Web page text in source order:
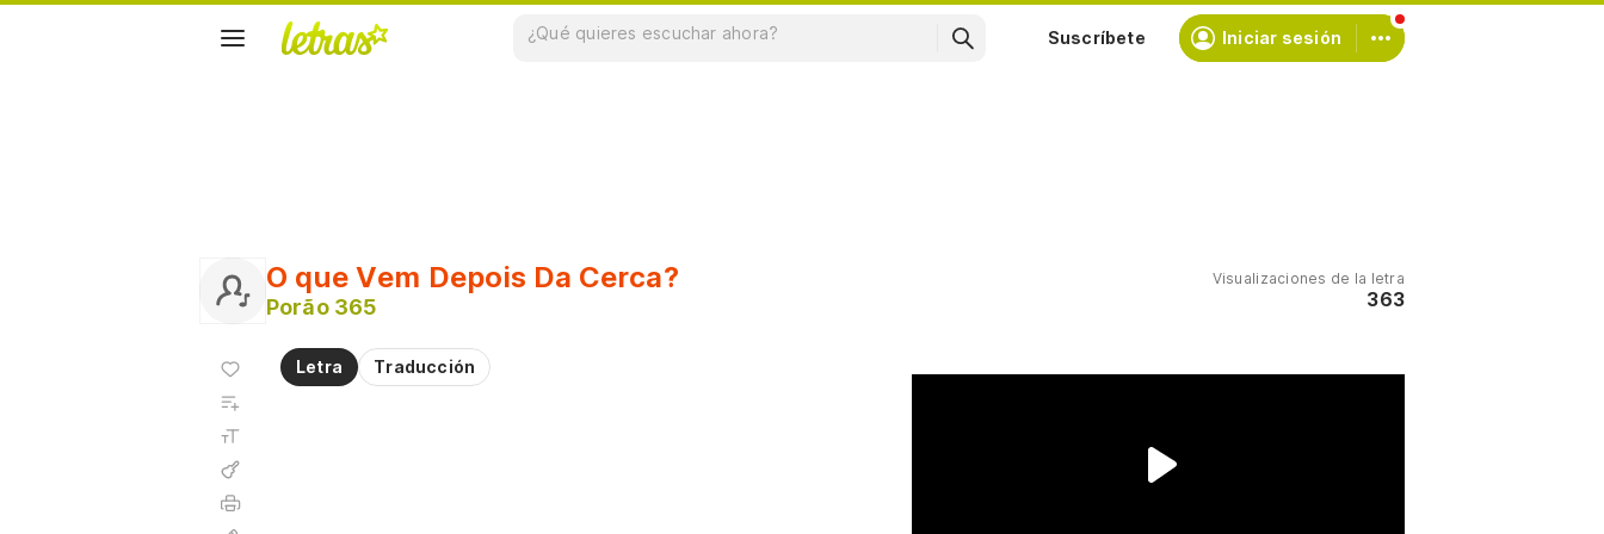
Suscríbete Iniciar sesión
Visualizaciones de la letra
363
O que Vem Depois Da Cerca?
Porão 365
Letra Traducción
Agregar
favoritos
Agregar